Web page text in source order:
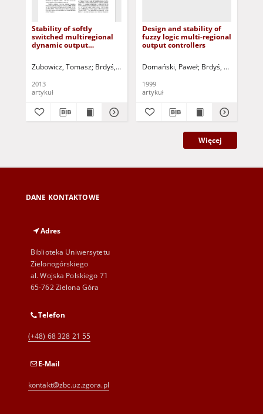
Stability of softly
switched multiregional
dynamic output
discrete-time case
Zubowicz, Tomasz Brdyś, Mieczysław A. Korbicz, Józef (1951- ) - red.
2013
artykuł
Design and stability of
fuzzy logic multi-regional
output controllers
Domański, Paweł Brdyś, Mieczysław
1999
artykuł
Więcej
DANE KONTAKTOWE
Adres
Biblioteka Uniwersytetu
Zielonogórskiego
al. Wojska Polskiego 71
65-762 Zielona Góra
Telefon
(+48) 68 328 21 55
E-Mail
kontakt@zbc.uz.zgora.pl